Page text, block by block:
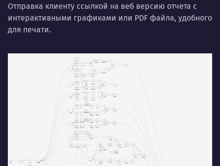
Отправка клиенту ссылкой на веб версию отчета с
интерактивными графиками или PDF файла, удобного
для печати.